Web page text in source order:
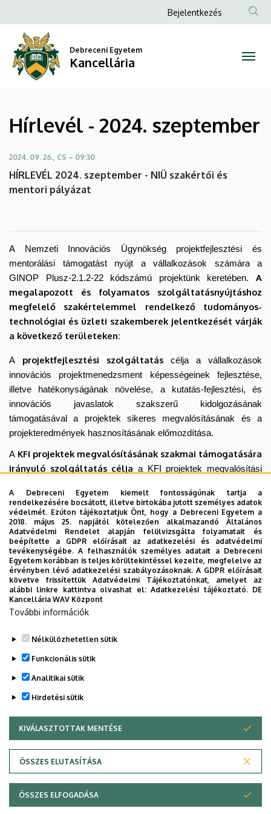
2024.
szeptember
Kancellária
a
tartalomra
Anonim
Bejelentkezés
Debreceni Egyetem
Kancellária
Hírlevél - 2024. szeptember
2024. 09. 26., CS – 09:30
HÍRLEVÉL 2024. szeptember - NIÜ szakértői és
mentori pályázat
A Nemzeti Innovációs Ügynökség projektfejlesztési és
mentorálási támogatást nyújt a vállalkozások számára a
GINOP Plusz-2.1.2-22 kódszámú projektünk keretében. A
megalapozott és folyamatos szolgáltatásnyújtáshoz
megfelelő szakértelemmel rendelkező tudományos-
technológiai és üzleti szakemberek jelentkezését várják
a következő területeken:
A projektfejlesztési szolgáltatás célja a vállalkozások
innovációs projektmenedzsment képességeinek fejlesztése,
illetve hatékonyságának növelése, a kutatás-fejlesztési, és
innovációs javaslatok szakszerű kidolgozásának
támogatásával a projektek sikeres megvalósításának és a
projekteredmények hasznosításának előmozdítása.
A KFI projektek megvalósításának szakmai támogatására
irányuló szolgáltatás célja a KFI projektek megvalósítási
felhíváson) kedvezményezettvállalkozások
számáratudományos, illetve üzleti szakmai támogatás,
személyre szabottmentorálás biztosítása.
A mentor és szakértői felhívásról
ahttps://niu.hu/hu/service/szakertoi-felhivashonlapon
olvashatnak bővebben.
Legutóbbi frissítés:
Adatvédelem
Copyright © 2026 Unideb
A Debreceni Egyetem kiemelt fontosságúnak tartja a
rendelkezésére bocsátott, illetve birtokába jutott személyes adatok
védelmét. Ezúton tájékoztatjuk Önt, hogy a Debreceni Egyetem a
2018. május 25. napjától kötelezően alkalmazandó Általános
Adatvédelmi Rendelet alapján felülvizsgálta folyamatait és
beépítette a GDPR előírásait az adatkezelési és adatvédelmi
tevékenységébe. A felhasználók személyes adatait a Debreceni
Egyetem korábban is teljes körültekintéssel kezelte, megfelelve az
érvényben lévő adatkezelési szabályozásoknak. A GDPR előírásait
követve frissítettük Adatvédelmi Tájékoztatónkat, amelyet az
alábbi linkre kattintva olvashat el:Adatkezelési tájékoztató. DE
Kancellária WAV Központ
További információk
Nélkülözhetetlen sütik
Funkcionális sütik
Analitikai sütik
Hirdetési sütik
KIVÁLASZTOTTAK MENTÉSE
ÖSSZES ELUTASÍTÁSA
WITHDRAW CONSENT
ÖSSZES ELFOGADÁSA